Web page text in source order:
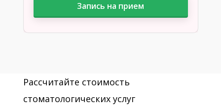
Запись на прием
Рассчитайте стоимость
стоматологических услуг